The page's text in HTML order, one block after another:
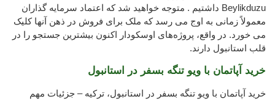
Beylikduzu داشتیم . متوجه خواهید شد که اعتماد سرمایه گذاران
معمولاً زمانی به اوج می رسد که ملک برای فروش در ذهن آنها کلیک
می خورد. در واقع، پروژه‌های اوسکودار اکنون بیشترین جستجو را در
قلب استانبول دارند.
خرید آپاتمان با ویو تنگه بسفر در استانبول
خرید آپاتمان با ویو تنگه بسفر در استانبول، ترکیه – جزئیات مهم